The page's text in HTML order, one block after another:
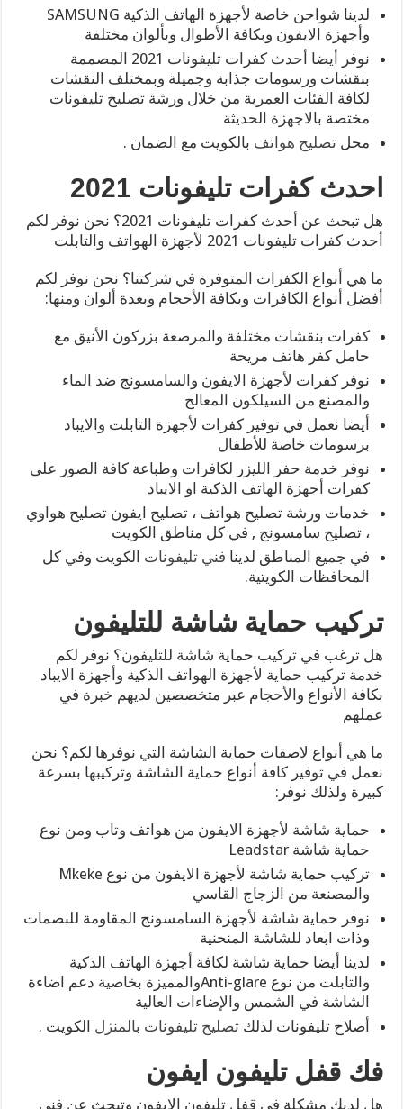
لدينا شواحن خاصة لأجهزة الهاتف الذكية SAMSUNG
وأجهزة الايفون وبكافة الأطوال وبألوان مختلفة
نوفر أيضا أحدث كفرات تليفونات 2021 المصممة
بنقشات ورسومات جذابة وجميلة وبمختلف النقشات
لكافة الفئات العمرية من خلال ورشة تصليح تليفونات
مختصة بالاجهزة الحديثة
محلتصليح هواتف بالكويت مع الضمان .
احدث كفرات تليفونات 2021
هل تبحث عن أحدث كفرات تليفونات 2021؟ نحن نوفر لكم
أحدث كفرات تليفونات 2021 لأجهزة الهواتف والتابلت
ما هي أنواع الكفرات المتوفرة في شركتنا؟ نحن نوفر لكم
أفضل أنواع الكافرات وبكافة الأحجام وبعدة ألوان ومنها:
كفرات بنقشات مختلفة والمرصعة بزركون الأنيق مع
حامل كفر هاتف مريحة
نوفر كفرات لأجهزة الايفون والسامسونج ضد الماء
والمصنع من السيلكون المعالج
أيضا نعمل في توفير كفرات لأجهزة التابلت والايباد
برسومات خاصة للأطفال
نوفر خدمة حفر الليزر لكافرات وطباعة كافة الصور على
كفرات أجهزة الهاتف الذكية او الايباد
خدمات ورشة تصليح هواتف ، تصليح ايفون تصليح هواوي
، تصليح سامسونج , في كل مناطق الكويت
في جميع المناطق لدينا فني تليفونات الكويت وفي كل
المحافظات الكويتية.
تركيب حماية شاشة للتليفون
هل ترغب في تركيب حماية شاشة للتليفون؟ نوفر لكم
خدمة تركيب حماية لأجهزة الهواتف الذكية وأجهزة الايباد
بكافة الأنواع والأحجام عبر متخصصين لديهم خبرة في
عملهم
ما هي أنواع لاصقات حماية الشاشة التي نوفرها لكم؟ نحن
نعمل في توفير كافة أنواع حماية الشاشة وتركيبها بسرعة
كبيرة ولذلك نوفر:
حماية شاشة لأجهزة الايفون من هواتف وتاب ومن نوع
حماية شاشة Leadstar
تركيب حماية شاشة لأجهزة الايفون من نوع Mkeke
والمصنعة من الزجاج القاسي
نوفر حماية شاشة لأجهزة السامسونج المقاومة للبصمات
وذات ابعاد للشاشة المنحنية
لدينا أيضا حماية شاشة لكافة أجهزة الهاتف الذكية
والتابلت من نوع Anti-glareوالمميزة بخاصية دعم اضاءة
الشاشة في الشمس والإضاءات العالية
أصلاح تليفونات لذلكتصليح تليفونات بالمنزل الكويت .
فك قفل تليفون ايفون
هل لديك مشكلة في قفل تليفون الايفون وتبحث عن فني